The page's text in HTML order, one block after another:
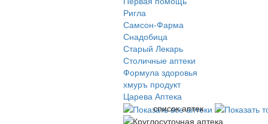
Ригла
Самсон-Фарма
Снадобица
Старый Лекарь
Столичные аптеки
Формула здоровья
хмуръ продукт
Царева Аптека
список аптек